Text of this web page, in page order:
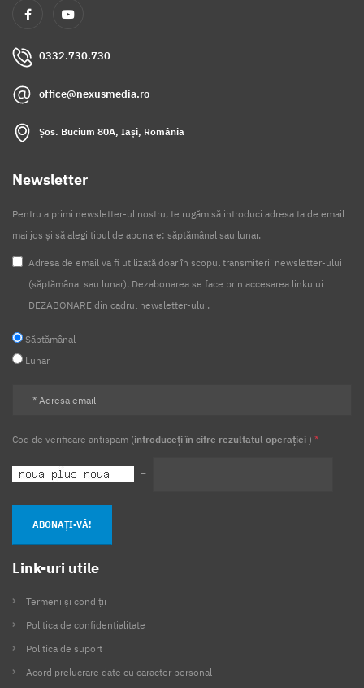
0332.730.730
office@nexusmedia.ro
Șos. Bucium 80A, Iași, România
Newsletter
Pentru a primi newsletter-ul nostru, te rugăm să introduci adresa ta de email
mai jos și să alegi tipul de abonare: săptămânal sau lunar.
Adresa de email va fi utilizată doar în scopul transmiterii newsletter-ului
(săptămânal sau lunar). Dezabonarea se face prin accesarea linkului
DEZABONARE din cadrul newsletter-ului.
Săptămânal
Lunar
Cod de verificare antispam (introduceți în cifre rezultatul operației ) *
=
ABONAȚI-VĂ!
Link-uri utile
Termeni și condiții
Politica de confidențialitate
Politica de suport
Acord prelucrare date cu caracter personal